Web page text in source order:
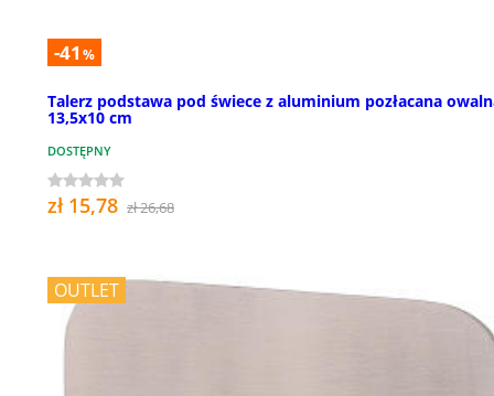
-41 %
Talerz podstawa pod świece z aluminium pozłacana
13,5x10 cm
DOSTĘPNY
zł 15,78 zł 26,68
OUTLET